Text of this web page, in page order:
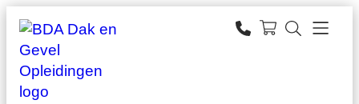
Ga
naar
de
inhoud